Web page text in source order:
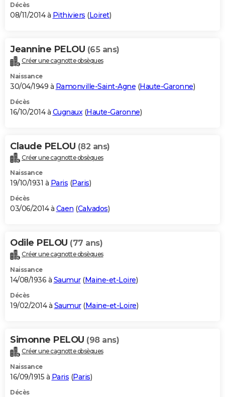
Décès
08/11/2014 à Pithiviers (Loiret)
Jeannine PELOU (65 ans)
Créer une cagnotte obsèques
Naissance
30/04/1949 à Ramonville-Saint-Agne (Haute-Garonne)
Décès
16/10/2014 à Cugnaux (Haute-Garonne)
Claude PELOU (82 ans)
Créer une cagnotte obsèques
Naissance
19/10/1931 à Paris (Paris)
Décès
03/06/2014 à Caen (Calvados)
Odile PELOU (77 ans)
Créer une cagnotte obsèques
Naissance
14/08/1936 à Saumur(Maine-et-Loire)
Décès
19/02/2014 à Saumur(Maine-et-Loire)
Simonne PELOU (98 ans)
Créer une cagnotte obsèques
Naissance
16/09/1915 à Paris (Paris)
Décès